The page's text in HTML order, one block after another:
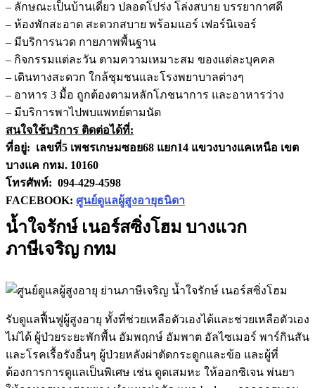
– ลักษณะเป็นบ้านเดี่ยว ปลอดโปร่ง โล่งสบาย บรรยากาศดี
– ห้องพักสะอาด สะดวกสบาย พร้อมแอร์ เฟอร์นิเจอร์
– มีบริการนวด กายภาพพื้นฐาน
– กิจกรรมแต่ละวัน ตามความเหมาะสม ของแต่ละบุคคล
– เดินทางสะดวก ใกล้ชุมชนและโรงพยาบาลต่างๆ
– อาหาร 3 มื้อ ถูกต้องตามหลักโภชนาการ และอาหารว่าง
– มีบริการพาไปพบแพทย์ตามนัด
สนใจใช้บริการ ติดต่อได้ที่:
ที่อยู่: เลขที่5 เพชรเกษมซอย68 แยก14 แขวงบางแคเหนือ เขต
บางแค กทม. 10160
โทรศัพท์: 094-429-4598
FACEBOOK: ศูนย์ดูแลผู้สูงอายุธนิดา
น้ำใจรักษ์ เนอร์สซิ่งโฮม บางแวก
ภาษีเจริญ กทม
รับดูแลฟื้นฟูผู้สูงอายุ ทั้งที่ช่วยเหลือตัวเองได้และช่วยเหลือตัวเอง
ไม่ได้ ผู้ป่วยระยะพักพื้น อัมพฤกษ์ อัมพาต อัลไซเมอร์ พาร์กินสัน
และโรคเรื้อรังอื่นๆ ผู้ป่วยหลังผ่าตัดกระดูกและข้อ และผู้ที่
ต้องการการดูแลเป็นพิเศษ เช่น ดูดเสมหะ ให้ออกซิเจน พ่นยา